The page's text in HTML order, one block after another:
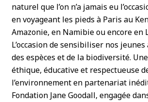
naturel que l’on n’a jamais eu
en voyageant les pieds à Paris au
Amazonie, en Namibie ou encore en
L’occasion de sensibiliser nos
des espèces et de la biodiversité.
éthique, éducative et respectueuse
l’environnement en partenariat
Fondation Jane Goodall, engagée